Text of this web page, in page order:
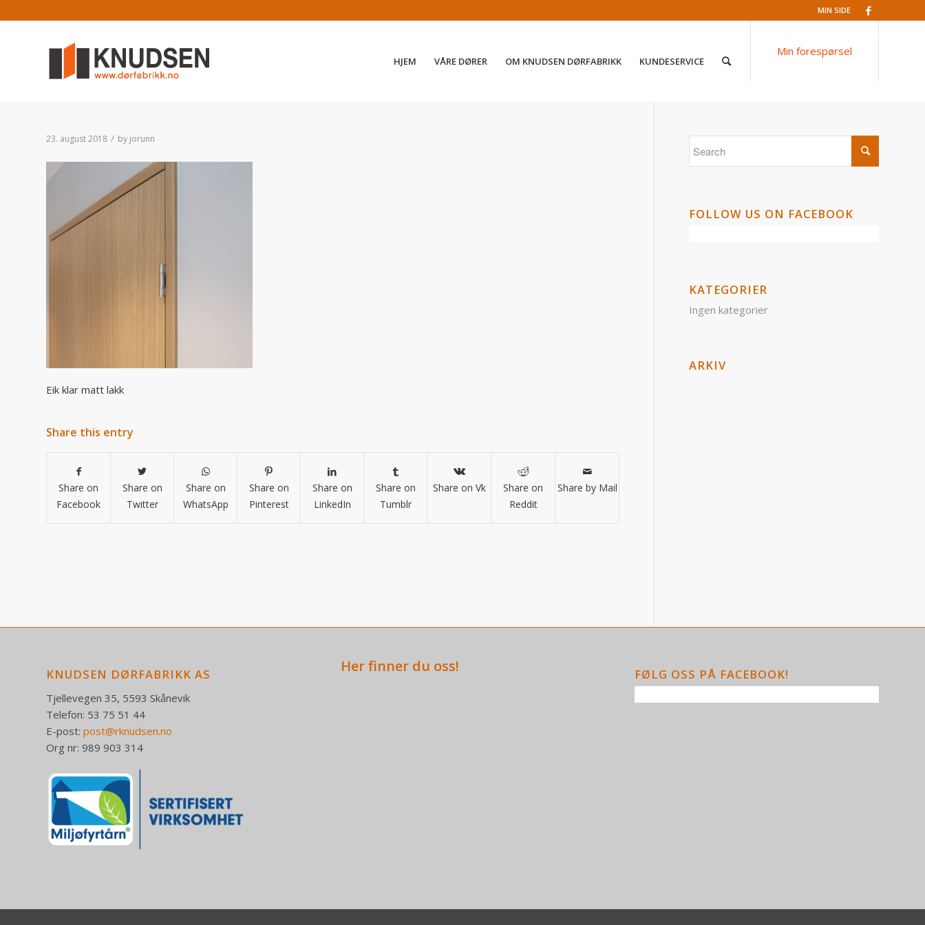
Facebook
MIN SIDE
HJEM VÅRE DØRER OM KNUDSEN DØRFABRIKK KUNDESERVICE
Min forespørsel
23. august 2018 / by jorunn
Eik klar matt lakk
Share this entry
Share on
Facebook
Share on
Twitter
Share on
WhatsApp
Share on
Pinterest
Share on
LinkedIn
Share on
Tumblr
Share on Vk
Share on
Reddit
Share by Mail
FOLLOW US ON FACEBOOK
KATEGORIER
Ingen kategorier
ARKIV
KNUDSEN DØRFABRIKK AS
Tjellevegen 35, 5593 Skånevik
Telefon: 53 75 51 44
E-post: post@rknudsen.no
Org nr: 989 903 314
Her finner du oss! FØLG OSS PÅ FACEBOOK!